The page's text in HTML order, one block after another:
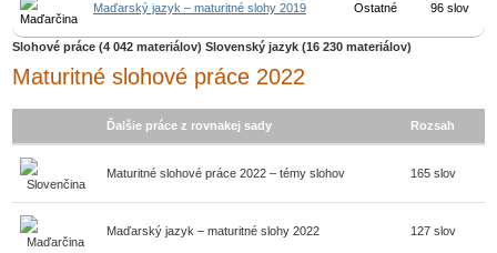
Maďarský jazyk – maturitné slohy 2019 Ostatné 96 slov
Slohové práce (4 042 materiálov) Slovenský jazyk (16 230 materiálov)
Maturitné slohové práce 2022
Ďalšie práce z rovnakej sady Rozsah
Maturitné slohové práce 2022 – témy slohov 165 slov
Maďarský jazyk – maturitné slohy 2022 127 slov